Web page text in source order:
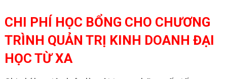
CHI PHÍ HỌC BỔNG CHO CHƯƠNG
TRÌNH QUẢN TRỊ KINH DOANH ĐẠI
HỌC TỪ XA